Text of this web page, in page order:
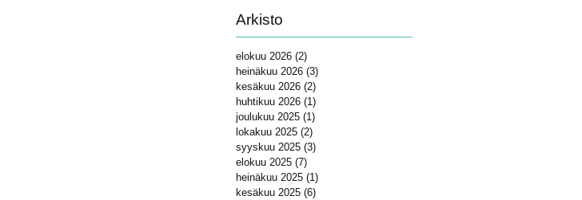
Arkisto
elokuu 2026 (2)
heinäkuu 2026 (3)
kesäkuu 2026 (2)
huhtikuu 2026 (1)
joulukuu 2025 (1)
lokakuu 2025 (2)
syyskuu 2025 (3)
elokuu 2025 (7)
heinäkuu 2025 (1)
kesäkuu 2025 (6)